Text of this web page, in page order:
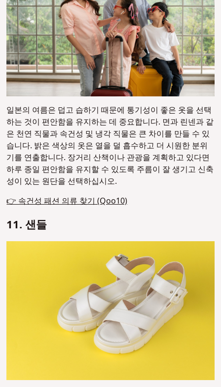
일본의 여름은 덥고 습하기 때문에 통기성이 좋은 옷을 선택
하는 것이 편안함을 유지하는 데 중요합니다. 면과 린넨과 같
은 천연 직물과 속건성 및 냉각 직물은 큰 차이를 만들 수 있
습니다. 밝은 색상의 옷은 열을 덜 흡수하고 더 시원한 분위
기를 연출합니다. 장거리 산책이나 관광을 계획하고 있다면
하루 종일 편안함을 유지할 수 있도록 주름이 잘 생기고 신축
성이 있는 원단을 선택하십시오.
👉 속건성 패션 의류 찾기 (Qoo10)
11. 샌들